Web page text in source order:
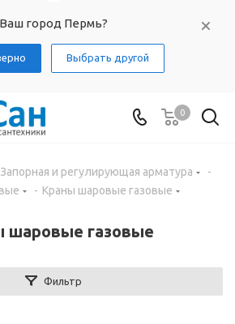
Ваш город Пермь?
Выбрать другой
0
Запорная и регулирующая арматура
-
- Краны шаровые газовые
шаровые газовые
Фильтр